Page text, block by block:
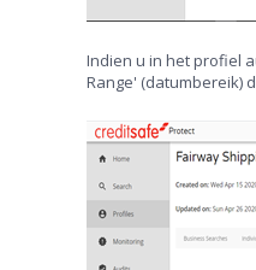
Indien u in het profiel
Range' (datumbereik)